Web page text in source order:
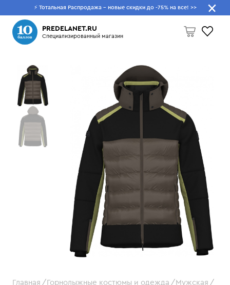
⚡ Тотальная Распродажа - новые скидки до -75% на все! >>
PREDELANET.RU
Специализированный магазин
Пусто
Что будем искать?
Главная Горнолыжные костюмы и одежда
Мужская